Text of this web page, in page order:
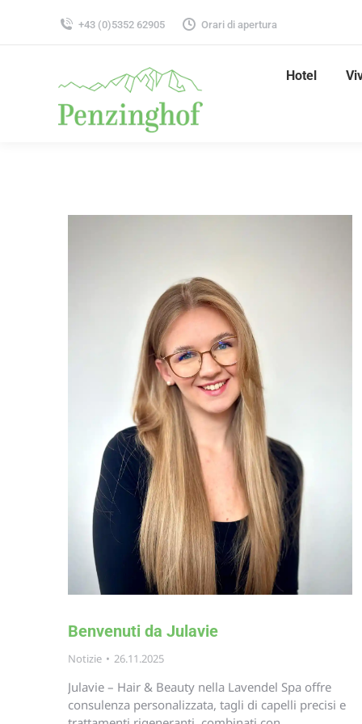
+43 (0)5352 62905 Orari di apertura
Hotel
Benvenuti da Julavie
Notizie 26.11.2025
Julavie – Hair & Beauty nella Lavendel Spa offre
consulenza personalizzata, tagli di capelli precisi e